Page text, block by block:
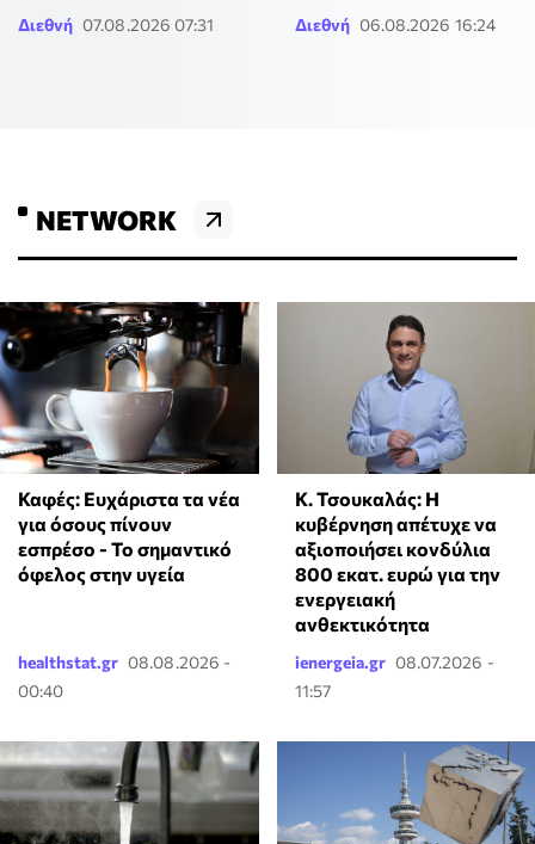
Διεθνή 07.08.2026 07:31 Διεθνή 06.08.2026 16:24
NETWORK
Καφές: Ευχάριστα τα νέα
για όσους πίνουν
εσπρέσο - Το σημαντικό
όφελος στην υγεία
healthstat.gr 08.08.2026 -
00:40
Κ. Τσουκαλάς: Η
κυβέρνηση απέτυχε να
αξιοποιήσει κονδύλια
800 εκατ. ευρώ για την
ενεργειακή
ανθεκτικότητα
ienergeia.gr 08.07.2026 -
11:57